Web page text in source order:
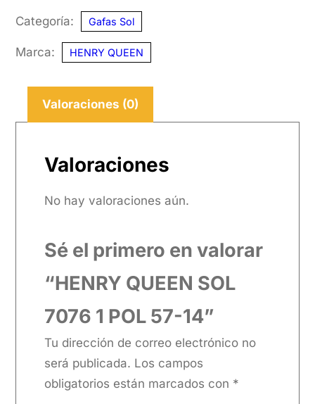
cantidad
Categoría: Gafas Sol
Marca: HENRY QUEEN
Valoraciones (0)
Valoraciones
No hay valoraciones aún.
Sé el primero en valorar
“HENRY QUEEN SOL
7076 1 POL 57-14”
Tu dirección de correo electrónico no
será publicada. Los campos
obligatorios están marcados con *